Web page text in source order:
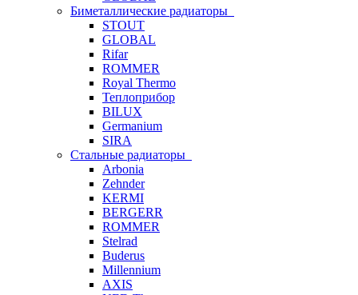
Биметаллические радиаторы
STOUT
GLOBAL
Rifar
ROMMER
Royal Thermo
Теплоприбор
BILUX
Germanium
SIRA
Стальные радиаторы
Arbonia
Zehnder
KERMI
BERGERR
ROMMER
Stelrad
Buderus
Millennium
AXIS